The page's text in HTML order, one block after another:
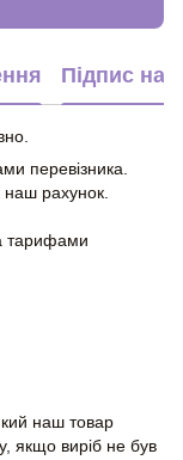
Підпис на
перевізника.
наш рахунок.
тарифами
наш товар
якщо виріб не був